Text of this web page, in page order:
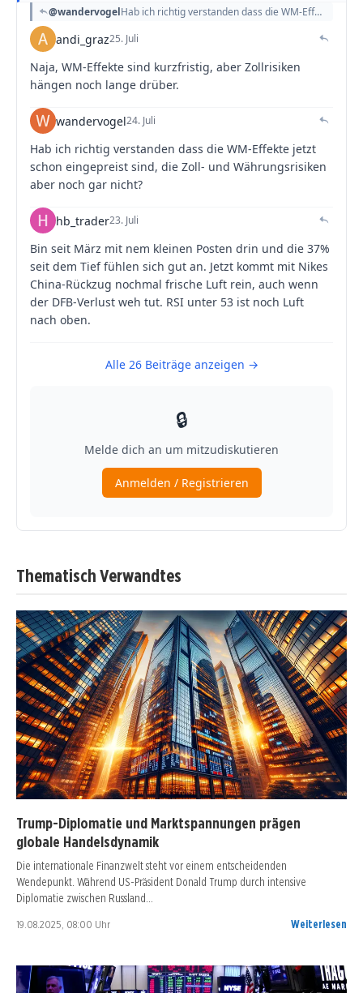
Thematisch Verwandtes
Trump-Diplomatie und Marktspannungen prägen
globale Handelsdynamik
Die internationale Finanzwelt steht vor einem entscheidenden
Wendepunkt. Während US-Präsident Donald Trump durch intensive
Diplomatie zwischen Russland…
19.08.2025, 08:00 Uhr Weiterlesen